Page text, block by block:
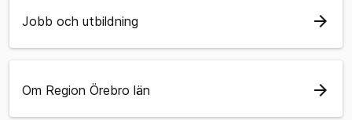
Jobb och utbildning arrow_forward
Om Region Örebro län arrow_forward